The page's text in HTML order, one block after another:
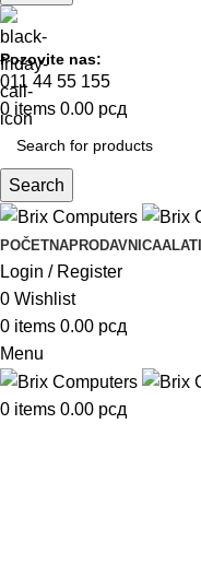
Pozovite nas:
011 44 55 155
0 items 0.00 рсд
Search
POČETNAPRODAVNICAALATI
Login / Register
0 Wishlist
0 items 0.00 рсд
Menu
0 items 0.00 рсд